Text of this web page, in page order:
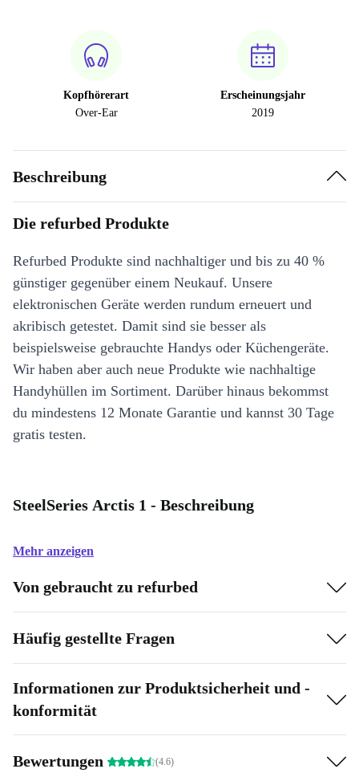
Kopfhörerart
Over-Ear
Erscheinungsjahr
2019
Beschreibung
Die refurbed Produkte
Refurbed Produkte sind nachhaltiger und bis zu 40 %
günstiger gegenüber einem Neukauf. Unsere
elektronischen Geräte werden rundum erneuert und
akribisch getestet. Damit sind sie besser als
beispielsweise gebrauchte Handys oder Küchengeräte.
Wir haben aber auch neue Produkte wie nachhaltige
Handyhüllen im Sortiment. Darüber hinaus bekommst
du mindestens 12 Monate Garantie und kannst 30 Tage
gratis testen.
SteelSeries Arctis 1 - Beschreibung
Mehr anzeigen
Von gebraucht zu refurbed
Häufig gestellte Fragen
Informationen zur Produktsicherheit und -
konformität
Bewertungen (4.6)